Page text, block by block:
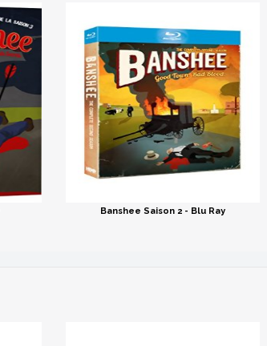
Banshee Saison 2 - Blu Ray